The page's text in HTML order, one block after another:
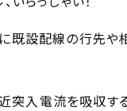
既設配線の行先や
突入電流を吸収